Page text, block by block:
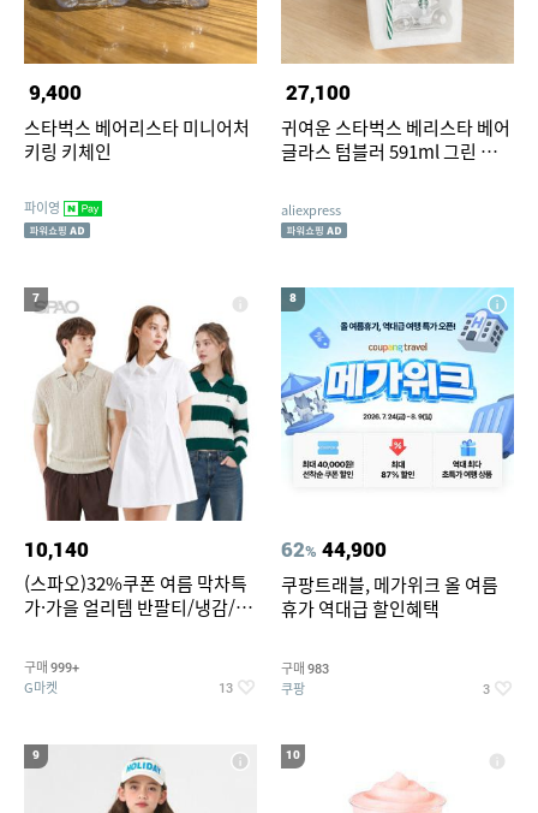
9,400
스타벅스 베어리스타 미니어처
키링 키체인
파이영
27,100
귀여운 스타벅스 베리스타 베어
글라스 텀블러 591ml 그린 뚜껑
aliexpress
7
10,140
(스파오)32%쿠폰 여름 막차특
가·가을 얼리템 반팔티/냉감/반
건 외 ~74%OFF
구매 999+
G마켓 13
8
62% 44,900
쿠팡트래블, 메가위크 올 여름
휴가 역대급 할인혜택
구매 983
쿠팡 3
9 10